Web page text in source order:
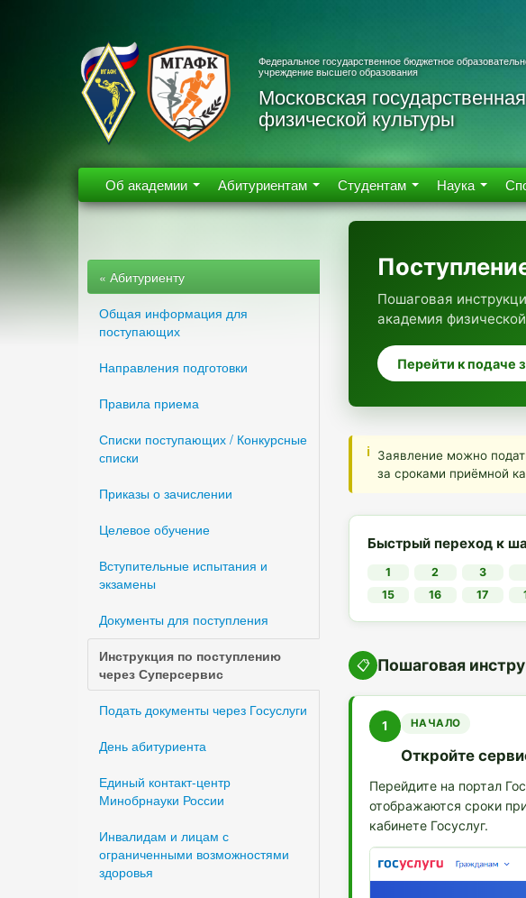
Федеральное государственное бюджетное
учреждение высшего образования
Московская
физической культуры
Об академии Абитуриентам Студентам Наука
« Абитуриенту
Общая информация для
поступающих
Направления подготовки
Правила приема
Списки поступающих / Конкурсные
списки
Приказы о зачислении
Целевое обучение
Вступительные испытания и
экзамены
Документы для поступления
Инструкция по поступлению
через Суперсервис
Подать документы через Госуслуги
День абитуриента
Единый контакт-центр
Минобрнауки России
Инвалидам и лицам с
ограниченными возможностями
здоровья
Пошаговая
академия
Перейти к подаче
Заявление можно
за сроками приёмной
Быстрый переход к
1 2 3
15
16 17
📋 Пошаговая
1 НАЧАЛО
Откройте
Перейдите на портал
отображаются сроки
кабинете Госуслуг.